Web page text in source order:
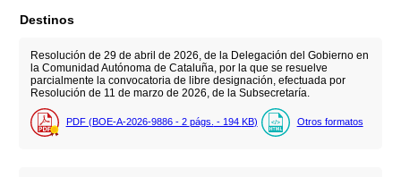
Destinos
Resolución de 29 de abril de 2026, de la Delegación del Gobierno en
la Comunidad Autónoma de Cataluña, por la que se resuelve
parcialmente la convocatoria de libre designación, efectuada por
Resolución de 11 de marzo de 2026, de la Subsecretaría.
PDF (BOE-A-2026-9886 - 2 págs. - 194 KB) Otros formatos